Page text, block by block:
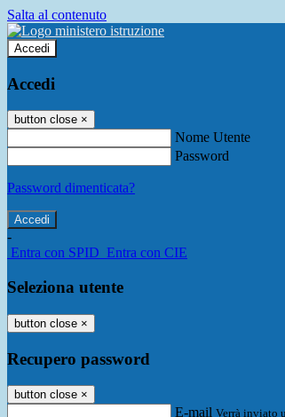
Salta al contenuto
Accedi
Accedi
button close ×
Nome Utente
Password
Password dimenticata?
-
Entra con SPID Entra con CIE
Seleziona utente
button close ×
Recupero password
button close ×
E-mail Verrà inviato